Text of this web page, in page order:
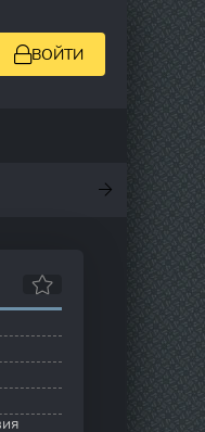
ВОЙТИ
6.9